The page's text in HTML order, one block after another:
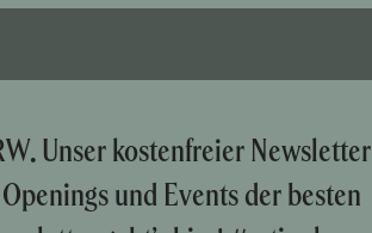
Unser kostenfreier Newsletter
und Events der besten